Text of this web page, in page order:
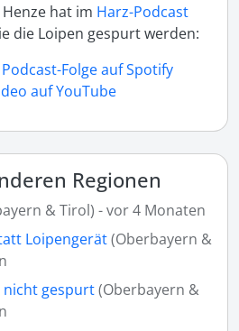
hat im Harz-Podcast
die Loipen gespurt werden:
Folge auf Spotify
auf YouTube
Regionen
& Tirol) - vor 4 Monaten
Loipengerät(Oberbayern &
nicht gespurt(Oberbayern &